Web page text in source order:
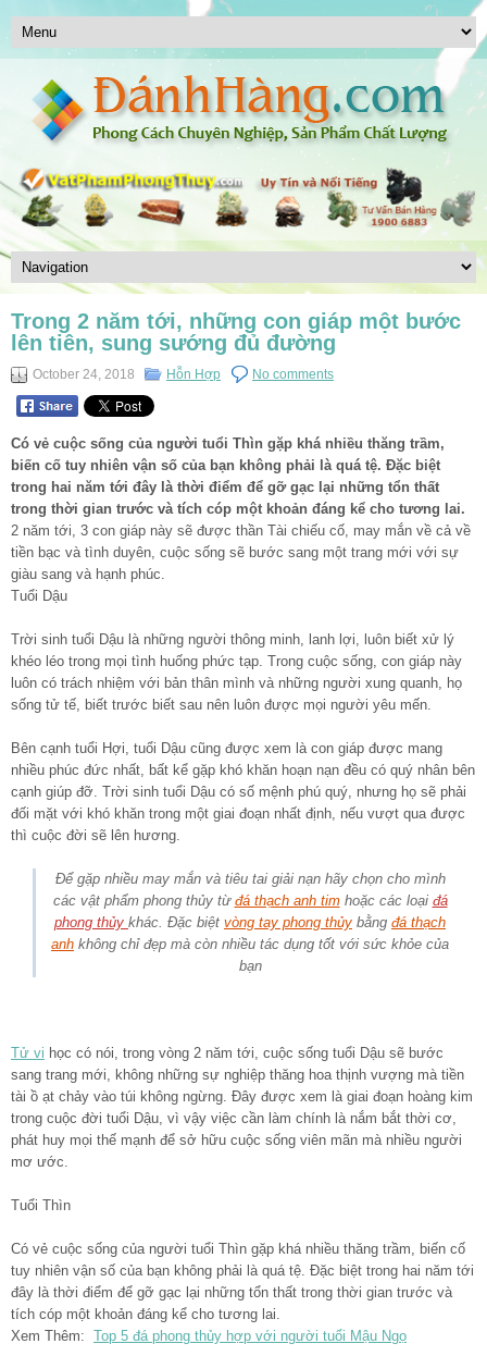
Trong 2 năm tới, những con giáp một bước
lên tiên, sung sướng đủ đường
October 24, 2018 Hỗn Hợp No comments
Có vẻ cuộc sống của người tuổi Thìn gặp khá nhiều thăng trầm,
biến cố tuy nhiên vận số của bạn không phải là quá tệ. Đặc biệt
trong hai năm tới đây là thời điểm để gỡ gạc lại những tổn thất
trong thời gian trước và tích cóp một khoản đáng kể cho tương lai.
2 năm tới, 3 con giáp này sẽ được thần Tài chiếu cố, may mắn về cả về
tiền bạc và tình duyên, cuộc sống sẽ bước sang một trang mới với sự
giàu sang và hạnh phúc.
Tuổi Dậu
Trời sinh tuổi Dậu là những người thông minh, lanh lợi, luôn biết xử lý
khéo léo trong mọi tình huống phức tạp. Trong cuộc sống, con giáp này
luôn có trách nhiệm với bản thân mình và những người xung quanh, họ
sống tử tế, biết trước biết sau nên luôn được mọi người yêu mến.
Bên cạnh tuổi Hợi, tuổi Dậu cũng được xem là con giáp được mang
nhiều phúc đức nhất, bất kể gặp khó khăn hoạn nạn đều có quý nhân bên
cạnh giúp đỡ. Trời sinh tuổi Dậu có số mệnh phú quý, nhưng họ sẽ phải
đối mặt với khó khăn trong một giai đoạn nhất định, nếu vượt qua được
thì cuộc đời sẽ lên hương.
Để gặp nhiều may mắn và tiêu tai giải nạn hãy chọn cho mình
các vật phẩm phong thủy từ đá thạch anh timhoặc các loại đá
phong thủy khác. Đặc biệt vòng tay phong thủy bằng đá thạch
anh không chỉ đẹp mà còn nhiều tác dụng tốt với sức khỏe của
bạn
Tử vi học có nói, trong vòng 2 năm tới, cuộc sống tuổi Dậu sẽ bước
sang trang mới, không những sự nghiệp thăng hoa thịnh vượng mà tiền
tài ồ ạt chảy vào túi không ngừng. Đây được xem là giai đoạn hoàng kim
trong cuộc đời tuổi Dậu, vì vậy việc cần làm chính là nắm bắt thời cơ,
phát huy mọi thế mạnh để sở hữu cuộc sống viên mãn mà nhiều người
mơ ước.
Tuổi Thìn
Có vẻ cuộc sống của người tuổi Thìn gặp khá nhiều thăng trầm, biến cố
tuy nhiên vận số của bạn không phải là quá tệ. Đặc biệt trong hai năm tới
đây là thời điểm để gỡ gạc lại những tổn thất trong thời gian trước và
tích cóp một khoản đáng kể cho tương lai.
Xem Thêm: Top 5 đá phong thủy hợp với người tuổi Mậu Ngọ